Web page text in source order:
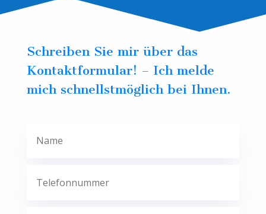
Schreiben Sie mir über das
Kontaktformular! – Ich melde
mich schnellstmöglich bei Ihnen.